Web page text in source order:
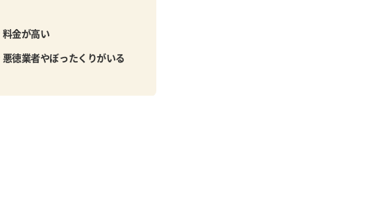
料金が高い
悪徳業者やぼったくりがいる